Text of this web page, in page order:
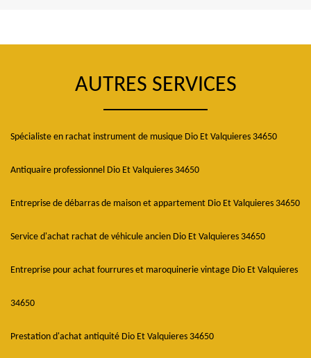
AUTRES SERVICES
Spécialiste en rachat instrument de musique Dio Et Valquieres 34650
Antiquaire professionnel Dio Et Valquieres 34650
Entreprise de débarras de maison et appartement Dio Et Valquieres 34650
Service d'achat rachat de véhicule ancien Dio Et Valquieres 34650
Entreprise pour achat fourrures et maroquinerie vintage Dio Et Valquieres
34650
Prestation d'achat antiquité Dio Et Valquieres 34650